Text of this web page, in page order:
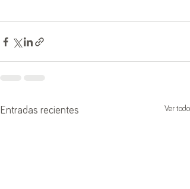
Entradas recientes Ver todo